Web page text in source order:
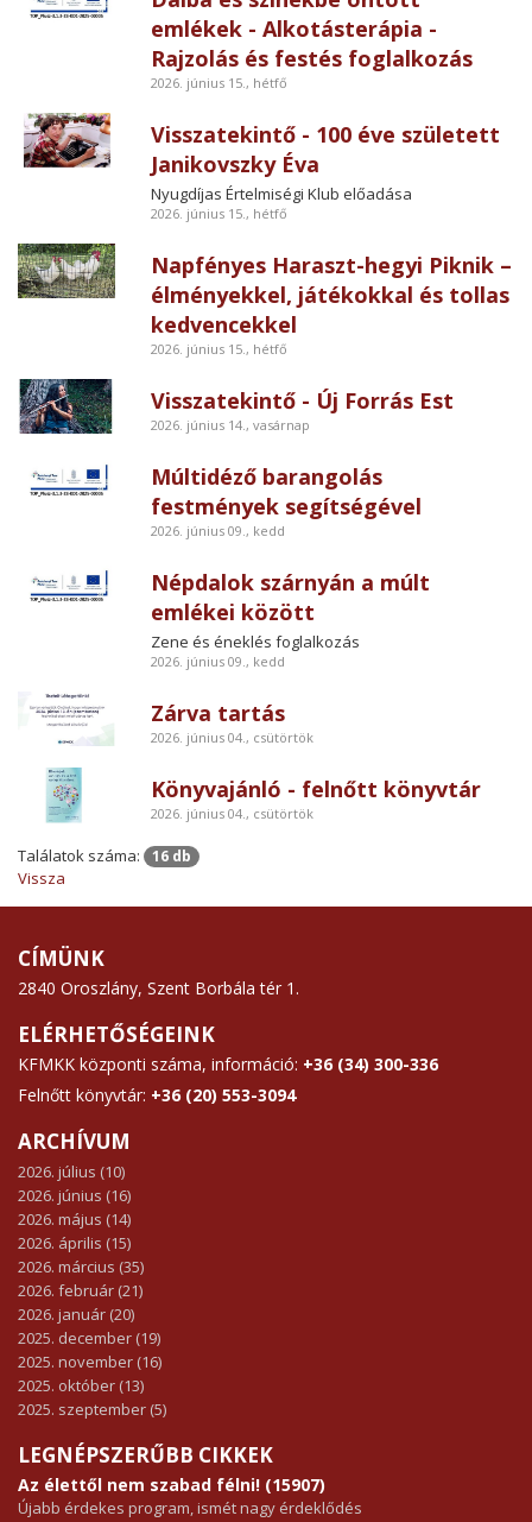
emlékek - Alkotásterápia -
Rajzolás és festés foglalkozás
2026. június 15., hétfő
Visszatekintő - 100 éve született
Janikovszky Éva
Nyugdíjas Értelmiségi Klub előadása
2026. június 15., hétfő
Napfényes Haraszt-hegyi Piknik –
élményekkel, játékokkal és tollas
kedvencekkel
2026. június 15., hétfő
Visszatekintő - Új Forrás Est
2026. június 14., vasárnap
Múltidéző barangolás
festmények segítségével
2026. június 09., kedd
Népdalok szárnyán a múlt
emlékei között
Zene és éneklés foglalkozás
2026. június 09., kedd
Zárva tartás
2026. június 04., csütörtök
Könyvajánló - felnőtt könyvtár
2026. június 04., csütörtök
Találatok száma: 16 db
Vissza
CÍMÜNK
2840 Oroszlány, Szent Borbála tér 1.
ELÉRHETŐSÉGEINK
KFMKK központi száma, információ: +36 (34) 300-336
Felnőtt könyvtár: +36 (20) 553-3094
ARCHÍVUM
2026. július (10)
2026. június (16)
2026. május (14)
2026. április (15)
2026. március (35)
2026. február (21)
2026. január (20)
2025. december (19)
2025. november (16)
2025. október (13)
2025. szeptember (5)
LEGNÉPSZERŰBB CIKKEK
Az élettől nem szabad félni! (15907)
Újabb érdekes program, ismét nagy érdeklődés